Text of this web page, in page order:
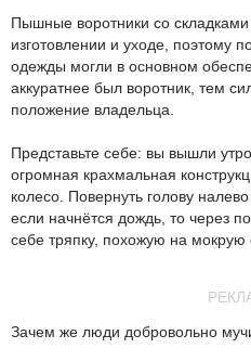
Пышные воротники со
изготовлении и уходе, поэтому
одежды могли в основном
аккуратнее был воротник, тем
положение владельца.
Представьте себе: вы вышли
огромная крахмальная
колесо. Повернуть голову
если начнётся дождь, то через
себе тряпку, похожую на мокрую
Зачем же люди добровольно